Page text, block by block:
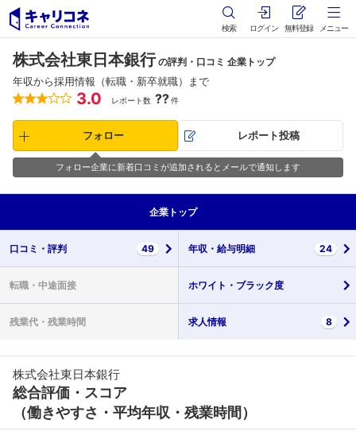
検索 ログイン 無料登録 メニュー
株式会社東日本銀行 の評判・口コミ 企業トップ
年収から採用情報（転職・新卒就職）まで
3.0 レポート数 ??件
フォロー レポート投稿
フォロー企業に新着口コミが追加されるとメールで通知します
企業 トップ
口コミ・ 評判 49 年収・ 給与明細 24
転職・ 中途面接 ホワイト・ ブラック度
残業代・ 残業時間 求人情報 8
株式会社東日本銀行
総合評価・スコア
（働きやすさ・平均年収・残業時間）